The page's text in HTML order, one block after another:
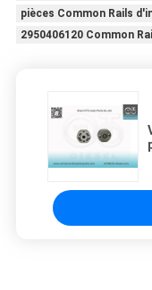
pièces Common Rails
2950406120 Common